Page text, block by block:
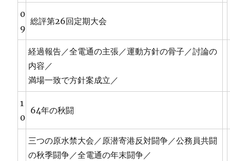
0
9
総評第26回定期大会
経過報告／全電通の主張／運動方針の骨子／討論の
内容／
満場一致で方針案成立／
1
0
64年の秋闘
三つの原水禁大会／原潜寄港反対闘争／公務員共闘
の秋季闘争／全電通の年末闘争／